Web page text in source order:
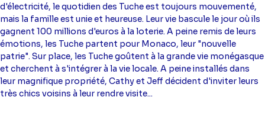
d'électricité, le quotidien des Tuche est toujours mouvementé,
mais la famille est unie et heureuse. Leur vie bascule le jour où ils
gagnent 100 millions d'euros à la loterie. A peine remis de leurs
émotions, les Tuche partent pour Monaco, leur "nouvelle
patrie". Sur place, les Tuche goûtent à la grande vie monégasque
et cherchent à s'intégrer à la vie locale. A peine installés dans
leur magnifique propriété, Cathy et Jeff décident d'inviter leurs
très chics voisins à leur rendre visite...